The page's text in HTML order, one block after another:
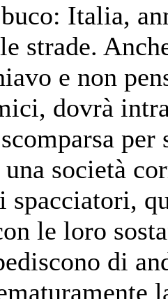
Italia,
strade.
e non
dovrà
società
spacciatori,
le loro
di